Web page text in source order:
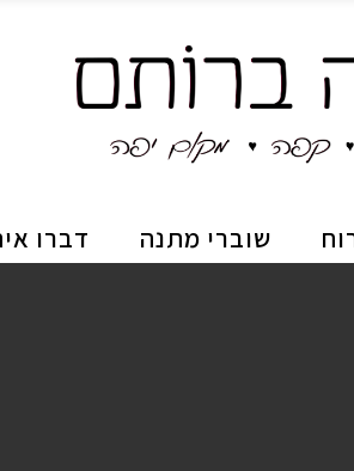
שוברי מתנה דברו